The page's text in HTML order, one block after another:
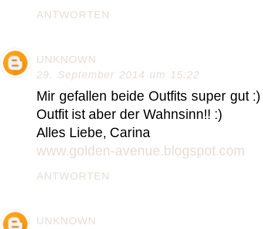
ANTWORTEN
UNKNOWN
29. September 2014 um 15:22
Mir gefallen beide Outfits super gut
Outfit ist aber der Wahnsinn!! :)
Alles Liebe, Carina
www.golden-avenue.blogspot.com
ANTWORTEN
UNKNOWN